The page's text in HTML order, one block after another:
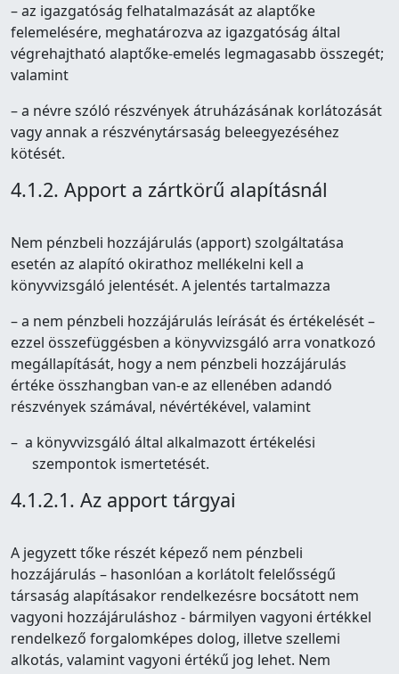
– az igazgatóság felhatalmazását az alaptőke
felemelésére, meghatározva az igazgatóság által
végrehajtható alaptőke-emelés legmagasabb összegét;
valamint
– a névre szóló részvények átruházásának korlátozását
vagy annak a részvénytársaság beleegyezéséhez
kötését.
4.1.2. Apport a zártkörű alapításnál
Nem pénzbeli hozzájárulás (apport) szolgáltatása
esetén az alapító okirathoz mellékelni kell a
könyvvizsgáló jelentését. A jelentés tartalmazza
– a nem pénzbeli hozzájárulás leírását és értékelését –
ezzel összefüggésben a könyvvizsgáló arra vonatkozó
megállapítását, hogy a nem pénzbeli hozzájárulás
értéke összhangban van-e az ellenében adandó
részvények számával, névértékével, valamint
– a könyvvizsgáló által alkalmazott értékelési
szempontok ismertetését.
4.1.2.1. Az apport tárgyai
A jegyzett tőke részét képező nem pénzbeli
hozzájárulás – hasonlóan a korlátolt felelősségű
társaság alapításakor rendelkezésre bocsátott nem
vagyoni hozzájáruláshoz - bármilyen vagyoni értékkel
rendelkező forgalomképes dolog, illetve szellemi
alkotás, valamint vagyoni értékű jog lehet. Nem